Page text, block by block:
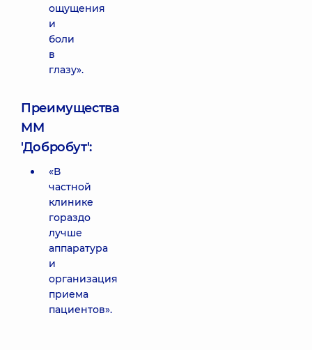
ощущения
и
боли
в
глазу».
Преимущества
ММ
'Добробут':
«В
частной
клинике
гораздо
лучше
аппаратура
и
организация
приема
пациентов».